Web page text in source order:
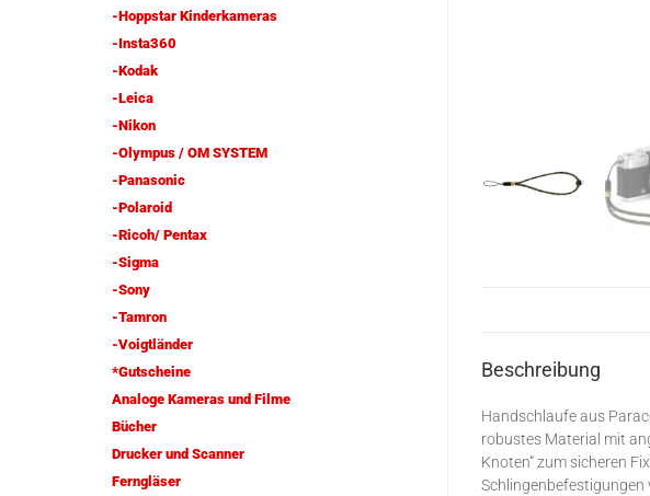
Beschreibung
Handschlaufe aus
robustes Material mit
Knoten“ zum sicheren
Schlingenbefestigungen
-Hoppstar Kinderkameras
-Insta360
-Kodak
-Leica
-Nikon
-Olympus / OM SYSTEM
-Panasonic
-Polaroid
-Ricoh/ Pentax
-Sigma
-Sony
-Tamron
-Voigtländer
*Gutscheine
Analoge Kameras und Filme
Bücher
Drucker und Scanner
Ferngläser